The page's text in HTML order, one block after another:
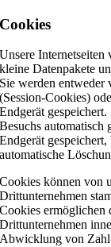
Cookies
Unsere Internetseiten
kleine Datenpakete
Sie werden entweder
(Session-Cookies)
Endgerät
Besuchs automatisch
Endgerät
automatische
Cookies können von
Drittunternehmen
Cookies ermöglichen
Drittunternehmen
Abwicklung von